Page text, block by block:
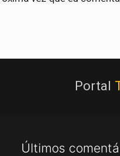
Portal
Últimos